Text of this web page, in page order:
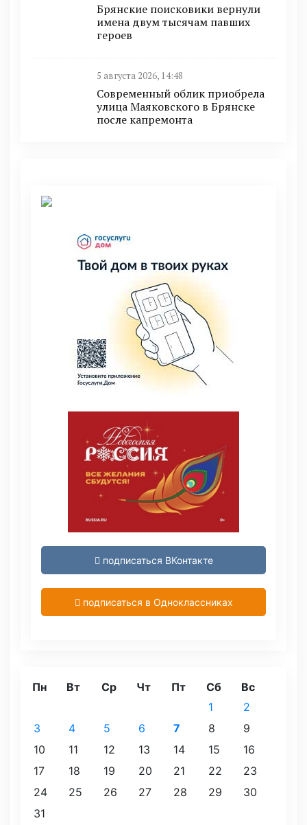
Брянские поисковики вернули
имена двум тысячам павших
героев
5 августа 2026, 14:48
Современный облик приобрела
улица Маяковского в Брянске
после капремонта
подписаться ВКонтакте
подписаться в Одноклассниках
Пн Вт Ср Чт Пт Сб
Вс
1
2
3
4 5 6 7 8
9
10
11 12 13 14 15
16
17
18 19 20 21 22
23
24
25 26 27 28 29
30
31